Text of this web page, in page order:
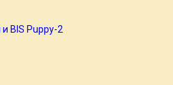
BIS Puppy-2